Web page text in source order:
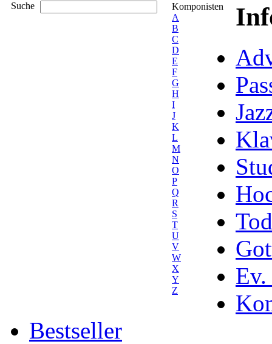
Suche
Komponisten
A
B
C
D
E
F
G
H
I
J
K
L
M
N
O
P
Q
R
S
T
U
V
W
X
Y
Z
Ev.
Bestseller